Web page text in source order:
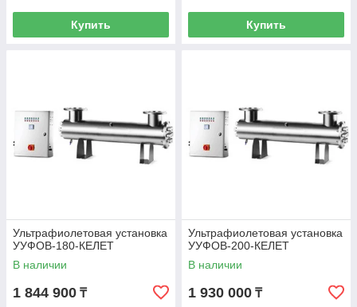
Купить Купить
Ультрафиолетовая установка
УУФОВ-180-КЕЛЕТ
В наличии
1 844 900 ₸
Ультрафиолетовая установка
УУФОВ-200-КЕЛЕТ
В наличии
1 930 000 ₸